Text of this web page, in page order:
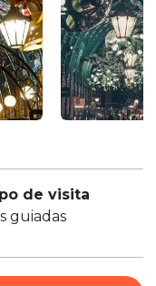
de visita
guiadas